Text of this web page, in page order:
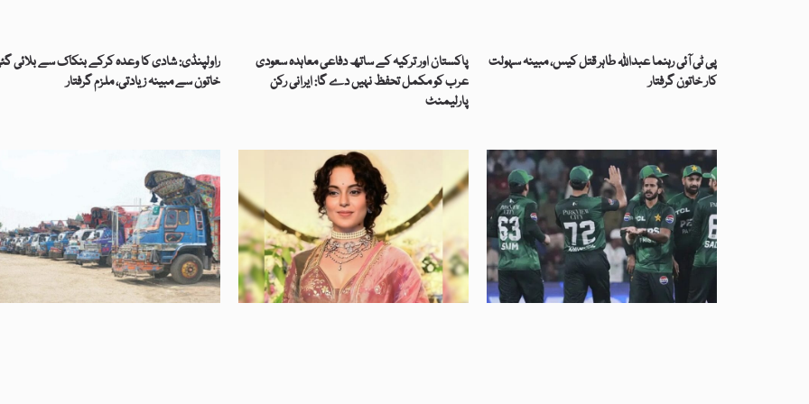
راولپنڈی: شادی کا وعدہ کرکے بنکاک سے بلائی
خاتون سے مبینہ زیادتی، ملزم گرفتار
پاکستان اور ترکیہ کے ساتھ دفاعی معاہدہ سعودی
عرب کو مکمل تحفظ نہیں دے گا: ایرانی رکن
پارلیمنٹ
پی ٹی آئی رہنما عبداللہ طاہر قتل کیس، مبینہ سہولت
کار خاتون گرفتار